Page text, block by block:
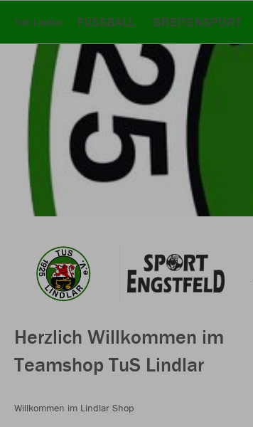
TuS Lindlar FUSSBALL BREITENSPORT
Herzlich Willkommen im
Teamshop TuS Lindlar
Willkommen im Lindlar Shop